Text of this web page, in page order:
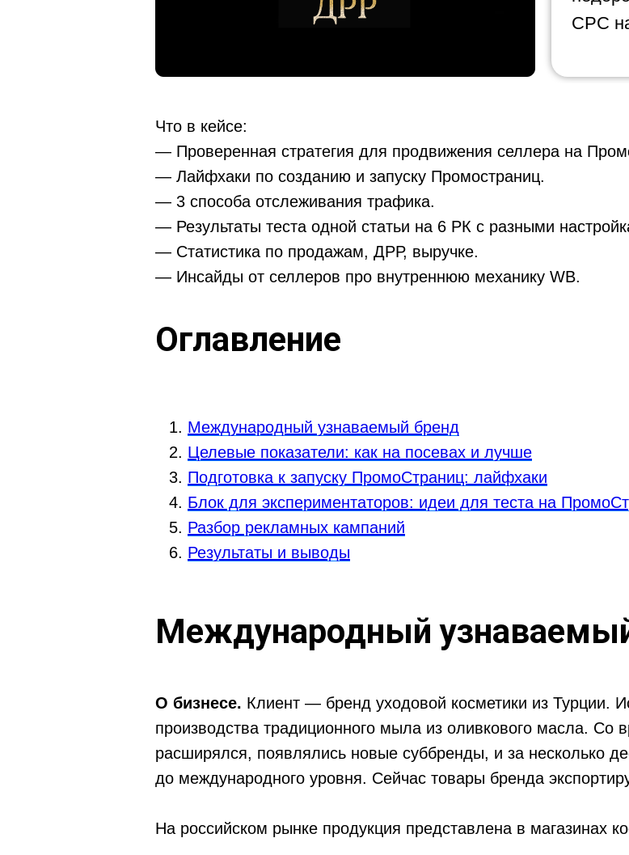
CPC
Что в кейсе:
— Проверенная стратегия для продвижения селлера на
— Лайфхаки по созданию и запуску Промостраниц.
— 3 способа отслеживания трафика.
— Результаты теста одной статьи на 6 РК с разными
— Статистика по продажам, ДРР, выручке.
— Инсайды от селлеров про внутреннюю механику WB.
Оглавление
Международный узнаваемый бренд
Целевые показатели: как на посевах и лучше
Подготовка к запуску ПромоСтраниц: лайфхаки
Блок для экспериментаторов: идеи для теста на
Разбор рекламных кампаний
Результаты и выводы
Международный
О бизнесе. Клиент — бренд уходовой косметики из Турции.
производства традиционного мыла из оливкового масла. Со
расширялся, появлялись новые суббренды, и за несколько
до международного уровня. Сейчас товары бренда
На российском рынке продукция представлена в магазинах